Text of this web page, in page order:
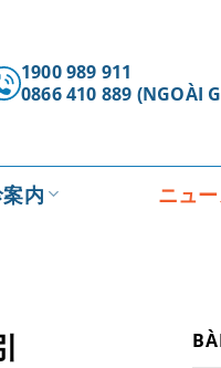
1900 989 911
0866 410 889 (NGOÀI
内 ニュ